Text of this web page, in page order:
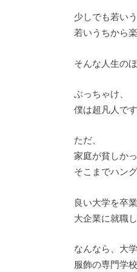
少しでも若い
若いうちから
そんな人生の
ぶっちゃけ、
僕は超凡人で
ただ、
家庭が貧しか
そこまでハン
良い大学を卒
大企業に就職
なんなら、大
服飾の専門学